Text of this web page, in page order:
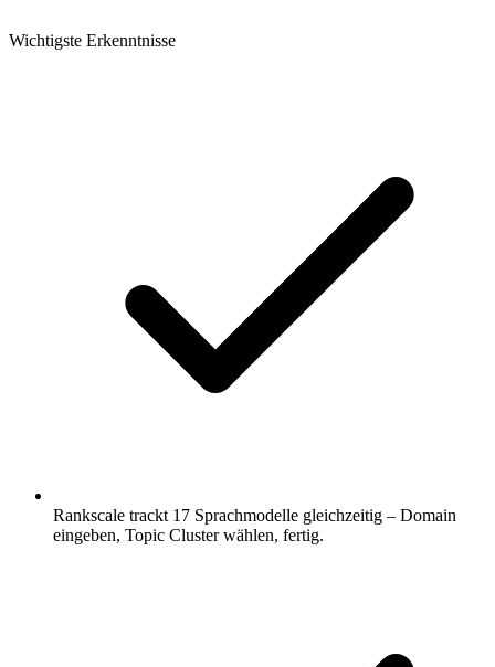
Wichtigste Erkenntnisse
Rankscale trackt 17 Sprachmodelle gleichzeitig – Domain
eingeben, Topic Cluster wählen, fertig.